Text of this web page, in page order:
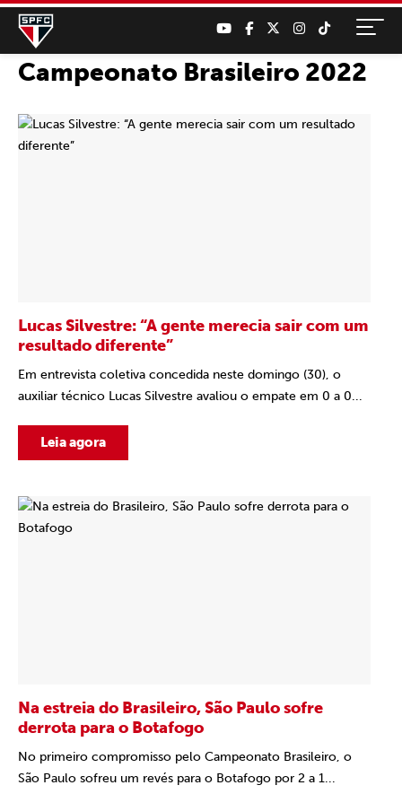
Campeonato Brasileiro 2022
Lucas Silvestre: “A gente merecia sair com um
resultado diferente”
Em entrevista coletiva concedida neste domingo (30), o
auxiliar técnico Lucas Silvestre avaliou o empate em 0 a 0...
Leia agora
Na estreia do Brasileiro, São Paulo sofre
derrota para o Botafogo
No primeiro compromisso pelo Campeonato Brasileiro, o
São Paulo sofreu um revés para o Botafogo por 2 a 1...